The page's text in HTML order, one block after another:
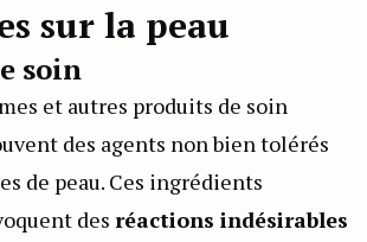
sur la peau
soin
et autres produits de soin
des agents non bien tolérés
de peau. Ces ingrédients
des réactions indésirables